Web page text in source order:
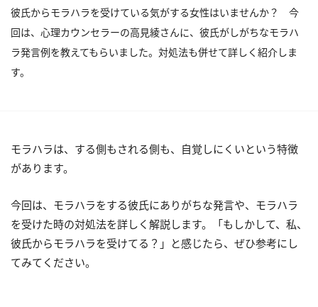
彼氏からモラハラを受けている気がする女性はいませんか？ 今
回は、心理カウンセラーの高見綾さんに、彼氏がしがちなモラハ
ラ発言例を教えてもらいました。対処法も併せて詳しく紹介しま
す。
モラハラは、する側もされる側も、自覚しにくいという特徴
があります。
今回は、モラハラをする彼氏にありがちな発言や、モラハラ
を受けた時の対処法を詳しく解説します。「もしかして、私、
彼氏からモラハラを受けてる？」と感じたら、ぜひ参考にし
てみてください。